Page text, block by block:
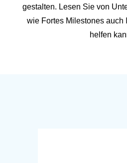
gestalten. Lesen Sie von
wie Fortes Milestones auch
helfen